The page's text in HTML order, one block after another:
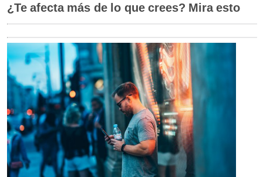
¿Te afecta más de lo que crees? Mira esto